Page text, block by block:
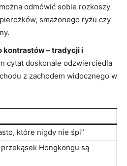
odmówić sobie rozkoszy
smażonego ryżu czy
kontrastów‌ – tradycji‌ i
cytat doskonale odzwierciedla⁤
z zachodem widocznego w
które nigdy nie śpi”
Hongkongu są